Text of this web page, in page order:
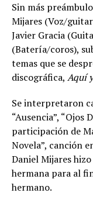
Sin más
Mijares (Voz/
Javier Gracia
(Batería/coros),
temas que se
discográfica, Aquí
Se interpretaron
“Ausencia”, “Ojos
participación de
Novela”, canción
Daniel Mijares
hermana para al
hermano.